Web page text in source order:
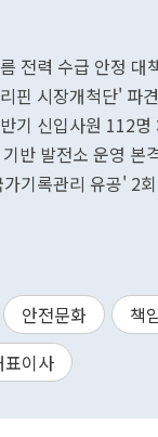
전력 수급 안정
핀 시장개척단' 파
기 신입사원 112
기반 발전소 운영
기록관리 유공' 2
안전문화 책
표이사